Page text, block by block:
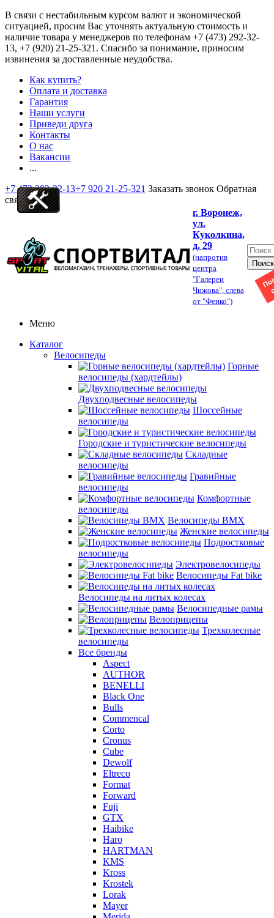
В связи с нестабильным курсом валют и экономической
ситуацией, просим Вас уточнять актуальную стоимость и
наличие товара у менеджеров по телефонам +7 (473) 292-32-
13, +7 (920) 21-25-321 . Спасибо за понимание, приносим
извинения за доставленные неудобства.
Как купить?
Оплата и доставка
Гарантия
Наши услуги
Приведи друга
Контакты
О нас
Вакансии
...
+7 473 292-32-13+7 920 21-25-321 Заказать звонок Обратная
связь
г. Воронеж,
ул.
Куколкина,
д. 29
(напротив
центра
"Галереи
Чижова", слева
от "Фенко")
Меню
Каталог
Велосипеды
Горные
велосипеды (хардтейлы)
Двухподвесные велосипеды
Шоссейные
велосипеды
Городские и туристические велосипеды
Складные
велосипеды
Гравийные
велосипеды
Комфортные
велосипеды
Велосипеды BMX
Женские велосипеды
Подростковые
велосипеды
Электровелосипеды
Велосипеды Fat bike
Велосипеды на литых колесах
Велосипедные рамы
Велоприцепы
Трехколесные
велосипеды
Все бренды
Aspect
AUTHOR
BENELLI
Black One
Bulls
Commencal
Corto
Cronus
Cube
Dewolf
Eltreco
Format
Forward
Fuji
GTX
Haibike
Haro
HARTMAN
KMS
Kross
Krostek
Lorak
Mayer